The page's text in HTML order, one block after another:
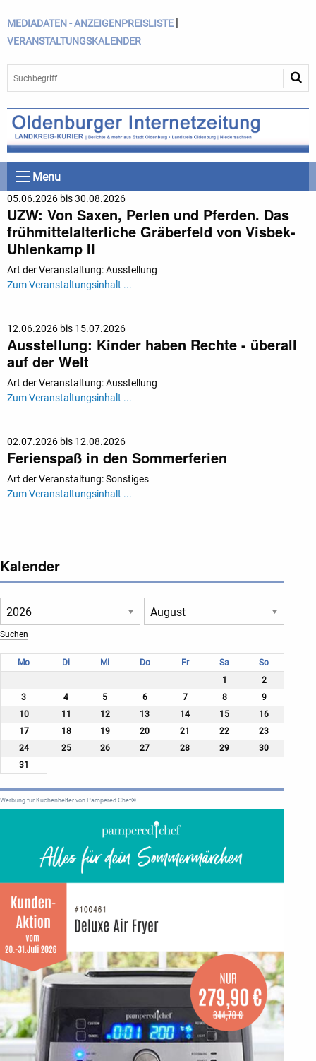
MEDIADATEN - ANZEIGENPREISLISTE |
VERANSTALTUNGSKALENDER
Menu
05.06.2026 bis 30.08.2026
UZW: Von Saxen, Perlen und Pferden. Das
frühmittelalterliche Gräberfeld von Visbek-
Uhlenkamp II
Art der Veranstaltung: Ausstellung
Zum Veranstaltungsinhalt ...
12.06.2026 bis 15.07.2026
Ausstellung: Kinder haben Rechte - überall
auf der Welt
Art der Veranstaltung: Ausstellung
Zum Veranstaltungsinhalt ...
02.07.2026 bis 12.08.2026
Ferienspaß in den Sommerferien
Art der Veranstaltung: Sonstiges
Zum Veranstaltungsinhalt ...
Kalender
Mo Di Mi Do Fr Sa
So
1
2
3
4 5 6 7 8
9
10
11 12 13 14 15
16
17
18 19 20 21 22
23
24
25 26 27 28 29
30
31
Werbung für Küchenhelfer von Pampered Chef®